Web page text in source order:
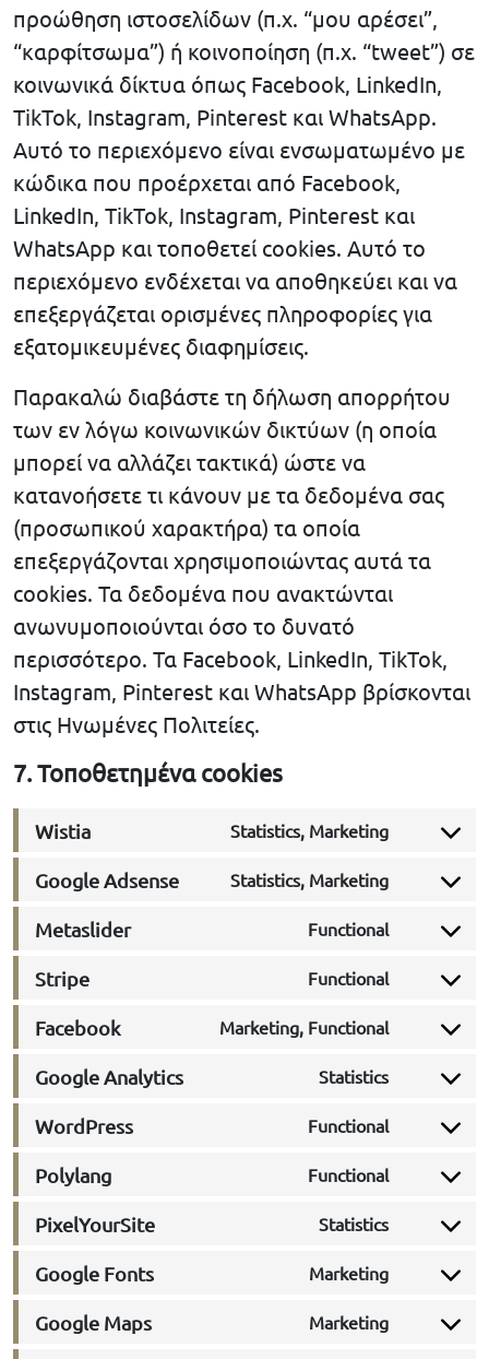
προώθηση ιστοσελίδων (π.χ. “μου αρέσει”,
“καρφίτσωμα”) ή κοινοποίηση (π.χ. “tweet”) σε
κοινωνικά δίκτυα όπως Facebook, LinkedIn,
TikTok, Instagram, Pinterest και WhatsApp.
Αυτό το περιεχόμενο είναι ενσωματωμένο με
κώδικα που προέρχεται από Facebook,
LinkedIn, TikTok, Instagram, Pinterest και
WhatsApp και τοποθετεί cookies. Αυτό το
περιεχόμενο ενδέχεται να αποθηκεύει και να
επεξεργάζεται ορισμένες πληροφορίες για
εξατομικευμένες διαφημίσεις.
Παρακαλώ διαβάστε τη δήλωση απορρήτου
των εν λόγω κοινωνικών δικτύων (η οποία
μπορεί να αλλάζει τακτικά) ώστε να
κατανοήσετε τι κάνουν με τα δεδομένα σας
(προσωπικού χαρακτήρα) τα οποία
επεξεργάζονται χρησιμοποιώντας αυτά τα
cookies. Τα δεδομένα που ανακτώνται
ανωνυμοποιούνται όσο το δυνατό
περισσότερο. Τα Facebook, LinkedIn, TikTok,
Instagram, Pinterest και WhatsApp βρίσκονται
στις Ηνωμένες Πολιτείες.
7. Τοποθετημένα cookies
Wistia Statistics, Marketing
Google Adsense Statistics, Marketing
Metaslider Functional
Stripe Functional
Facebook Marketing, Functional
Google Analytics Statistics
WordPress Functional
Polylang Functional
PixelYourSite Statistics
Google Fonts Marketing
Google Maps Marketing